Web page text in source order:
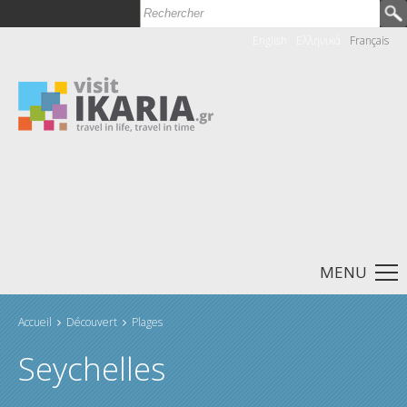
Formulaire de recherche
Rechercher
Français
MENU
Accueil Découvert Plages
Seychelles